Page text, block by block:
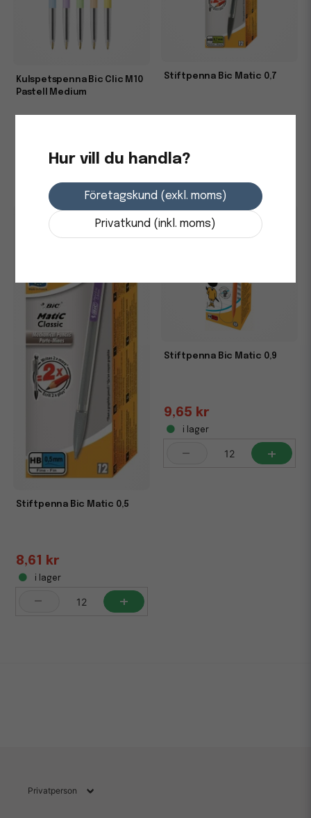
Kulspetspenna Bic Clic M10
Pastell Medium
i lager
+
Stiftpenna Bic Matic 0,7
Stiftpenna Bic Matic 0,5
8,61 kr
i lager
- +
Stiftpenna Bic Matic 0,9
9,65 kr
i lager
- +
Hur vill du handla?
Företagskund (exkl. moms)
Privatkund (inkl. moms)